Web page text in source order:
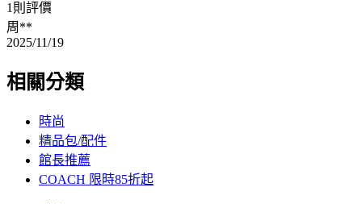
1則評價
周**
2025/11/19
相關分類
時尚
精品包/配件
館長推薦
COACH 限時85折起